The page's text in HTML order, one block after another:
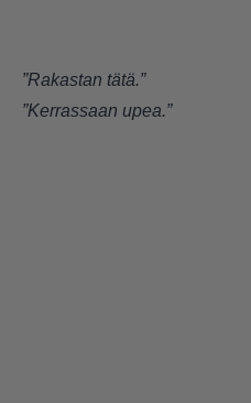
”Rakastan tätä.”
”Kerrassaan upea.”